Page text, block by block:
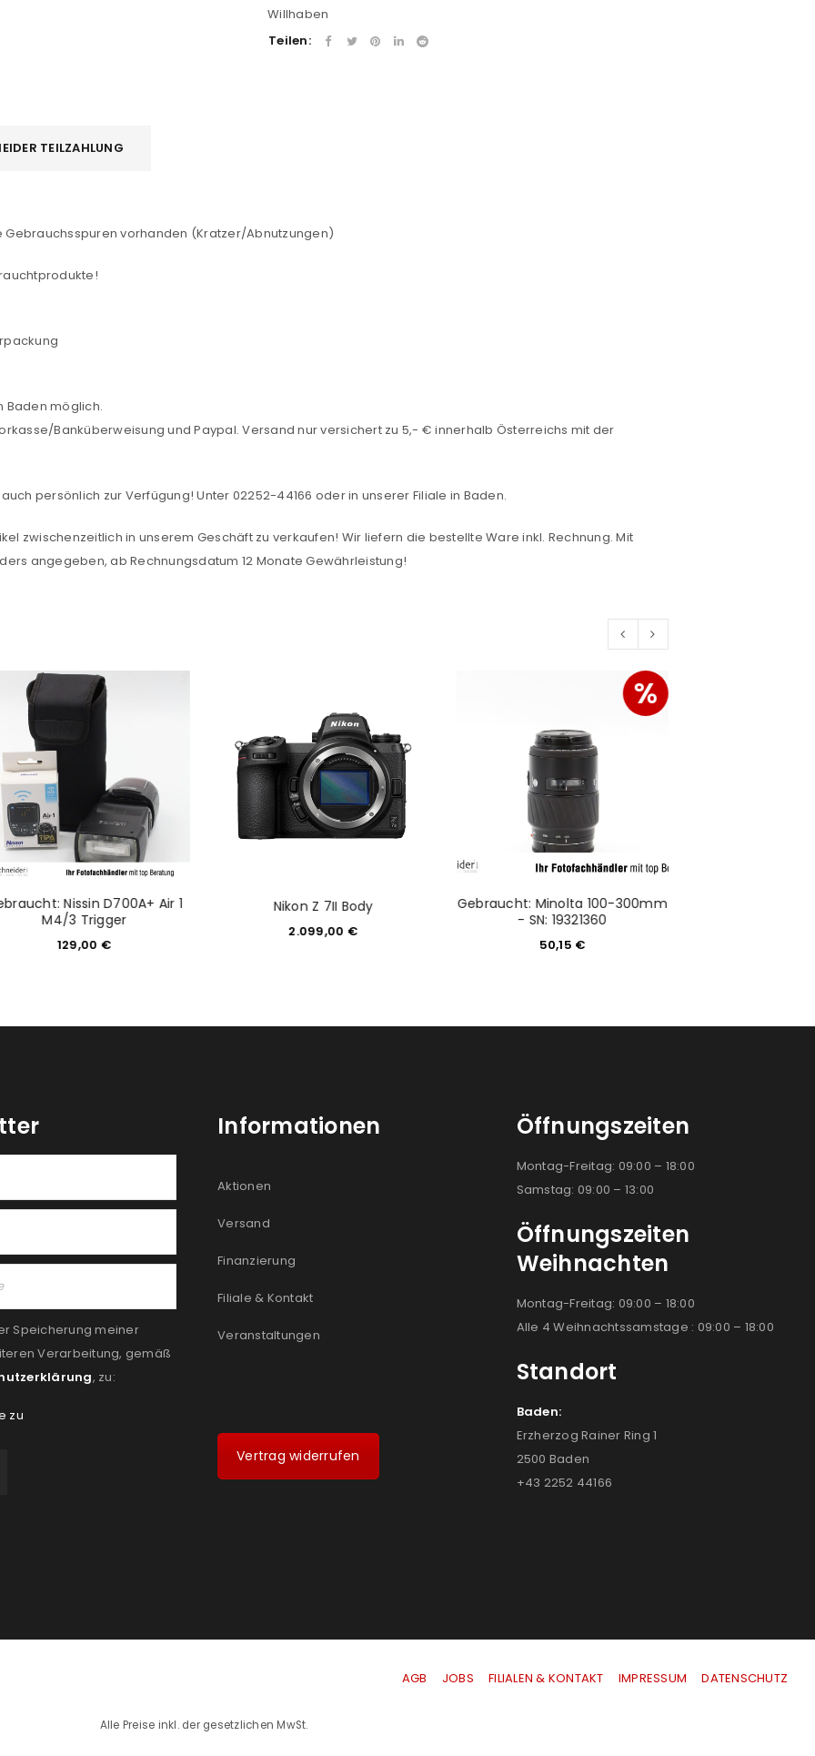
durchWP Captcha
E-Mail-Adresse
Please select all the ways you would like to hear from us
Datenschutzerklärung. *
Willhaben
Teilen:
TEILZAHLUNG
vorhanden (Kratzer/Abnutzungen)
Baden möglich.
Banküberweisung und Paypal. Versand nur versichert zu 5,- € innerhalb Österreichs mit der
persönlich zur Verfügung! Unter 02252-44166 oder in unserer Filiale in Baden.
zwischenzeitlich in unserem Geschäft zu verkaufen! Wir liefern die bestellte Ware inkl. Rechnung. Mit
angegeben, ab Rechnungsdatum 12 Monate Gewährleistung!
Nissin D700A+ Air 1
M4/3 Trigger
129,00 €
Nikon Z 7II Body
2.099,00 €
%
Gebraucht: Minolta 100-300mm
- SN: 19321360
50,15 €
Speicherung meiner
Verarbeitung, gemäß
, zu:
zu
Informationen
Aktionen
Versand
Finanzierung
Filiale & Kontakt
Veranstaltungen
Vertrag widerrufen
Öffnungszeiten
Montag-Freitag: 09:00 – 18:00
Samstag: 09:00 – 13:00
Öffnungszeiten
Weihnachten
Montag-Freitag: 09:00 – 18:00
Alle 4 Weihnachtssamstage : 09:00 – 18:00
Standort
Baden:
Erzherzog Rainer Ring 1
2500 Baden
+43 2252 44166
AGB JOBS FILIALEN & KONTAKT IMPRESSUM |DATENSCHUTZ
Alle Preise inkl. der gesetzlichen MwSt.